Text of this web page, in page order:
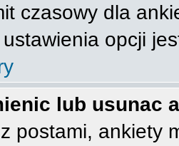
czasowy dla
opcji
lub usunac
postami, ankiety